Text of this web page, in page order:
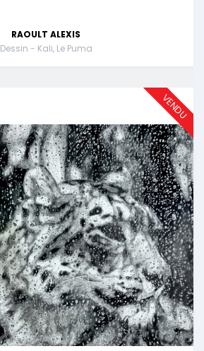
RAOULT ALEXIS
Dessin - Kali, Le Puma
VENDU